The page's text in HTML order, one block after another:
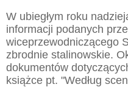
W ubiegłym roku
informacji podanych
wiceprzewodniczącego
zbrodnie stalinowskie.
dokumentów
książce pt. "Według